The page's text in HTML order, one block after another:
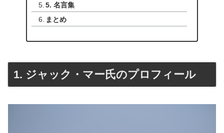
5. 名言集
まとめ
1. ジャック・マー氏のプロフィール